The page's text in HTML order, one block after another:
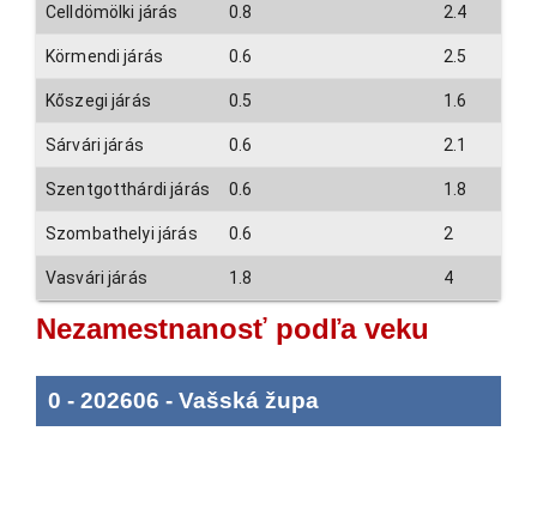
Celldömölki járás 0.8 2.4
Körmendi járás 0.6 2.5
Kőszegi járás 0.5 1.6
Sárvári járás 0.6 2.1
Szentgotthárdi járás 0.6 1.8
Szombathelyi járás 0.6 2
Vasvári járás 1.8 4
Nezamestnanosť podľa veku
0 - 202606 - Vašská župa